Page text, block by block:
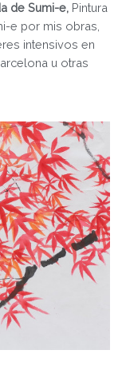
de Sumi-e, Pintura
e por mis obras,
intensivos en
u otras